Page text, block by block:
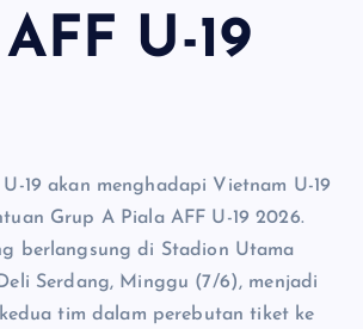
U-19
19 akan menghadapi Vietnam U-19
Grup A Piala AFF U-19 2026.
berlangsung di Stadion Utama
Serdang, Minggu (7/6), menjadi
tim dalam perebutan tiket ke